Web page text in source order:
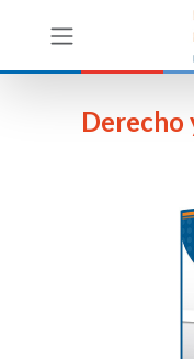
Derecho